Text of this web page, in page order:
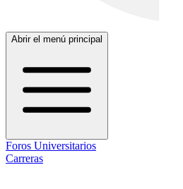
Abrir el menú principal
Foros Universitarios
Carreras